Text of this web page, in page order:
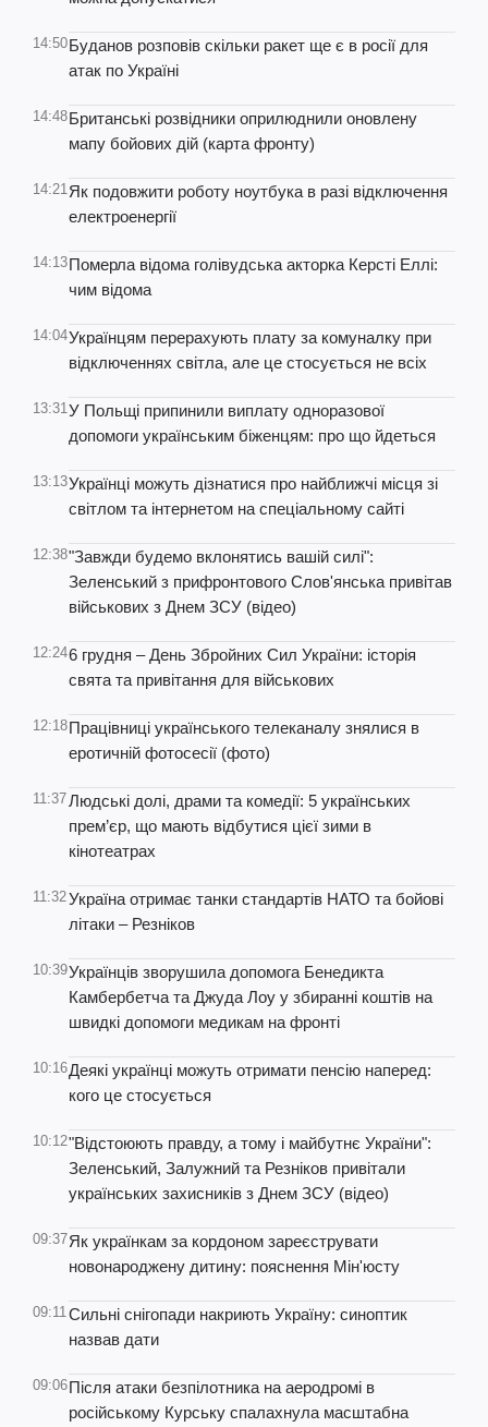
14:50Буданов розповів скільки ракет ще є в росії для
атак по Україні
14:48Британські розвідники оприлюднили оновлену
мапу бойових дій (карта фронту)
14:21Як подовжити роботу ноутбука в разі відключення
електроенергії
14:13Померла відома голівудська акторка Керсті Еллі:
чим відома
14:04Українцям перерахують плату за комуналку при
відключеннях світла, але це стосується не всіх
13:31У Польщі припинили виплату одноразової
допомоги українським біженцям: про що йдеться
13:13Українці можуть дізнатися про найближчі місця зі
світлом та інтернетом на спеціальному сайті
12:38"Завжди будемо вклонятись вашій силі":
Зеленський з прифронтового Слов'янська привітав
військових з Днем ЗСУ (відео)
12:246 грудня – День Збройних Сил України: історія
свята та привітання для військових
12:18Працівниці українського телеканалу знялися в
еротичній фотосесії (фото)
11:37Людські долі, драми та комедії: 5 українських
прем’єр, що мають відбутися цієї зими в
кінотеатрах
11:32Україна отримає танки стандартів НАТО та бойові
літаки – Резніков
10:39Українців зворушила допомога Бенедикта
Камбербетча та Джуда Лоу у збиранні коштів на
швидкі допомоги медикам на фронті
10:16Деякі українці можуть отримати пенсію наперед:
кого це стосується
10:12"Відстоюють правду, а тому і майбутнє України":
Зеленський, Залужний та Резніков привітали
українських захисників з Днем ЗСУ (відео)
09:37Як українкам за кордоном зареєструвати
новонароджену дитину: пояснення Мін'юсту
09:11Сильні снігопади накриють Україну: синоптик
назвав дати
09:06Після атаки безпілотника на аеродромі в
російському Курську спалахнула масштабна